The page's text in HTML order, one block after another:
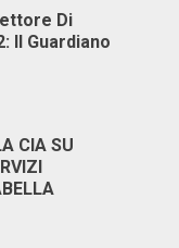
Di
Il Guardiano
CIA SU